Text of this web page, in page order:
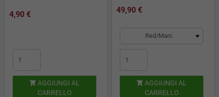
4,90 €
 AGGIUNGI AL
CARRELLO
49,90 €
 AGGIUNGI AL
CARRELLO